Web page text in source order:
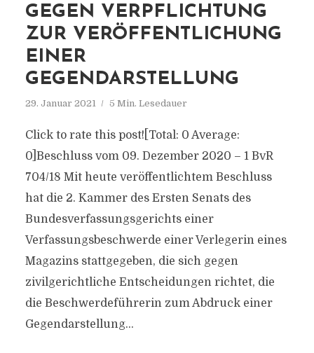
GEGEN VERPFLICHTUNG
ZUR VERÖFFENTLICHUNG
EINER
GEGENDARSTELLUNG
29. Januar 2021 5 Min. Lesedauer
Click to rate this post![Total: 0 Average:
0]Beschluss vom 09. Dezember 2020 – 1 BvR
704/18 Mit heute veröffentlichtem Beschluss
hat die 2. Kammer des Ersten Senats des
Bundesverfassungsgerichts einer
Verfassungsbeschwerde einer Verlegerin eines
Magazins stattgegeben, die sich gegen
zivilgerichtliche Entscheidungen richtet, die
die Beschwerdeführerin zum Abdruck einer
Gegendarstellung...